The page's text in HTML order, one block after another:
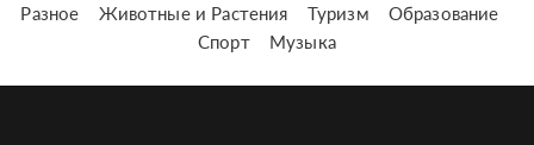
Разное
Животные и Растения Туризм
Образование
Спорт
Музыка